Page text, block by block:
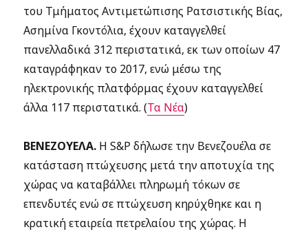
του Τμήματος Αντιμετώπισης Ρατσιστικής Βίας,
Ασημίνα Γκοντόλια, έχουν καταγγελθεί
πανελλαδικά 312 περιστατικά, εκ των οποίων 47
καταγράφηκαν το 2017, ενώ μέσω της
ηλεκτρονικής πλατφόρμας έχουν καταγγελθεί
άλλα 117 περιστατικά. (Τα Νέα)
ΒΕΝΕΖΟΥΕΛΑ. Η S&P δήλωσε την Βενεζουέλα σε
κατάσταση πτώχευσης μετά την αποτυχία της
χώρας να καταβάλλει πληρωμή τόκων σε
επενδυτές ενώ σε πτώχευση κηρύχθηκε και η
κρατική εταιρεία πετρελαίου της χώρας. Η